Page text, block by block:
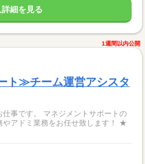
細を見る
1週間以内公開
ト≫チーム運営アシスタ
事です。 マネジメントサポートの
アドミ業務をお任せ致します！ ★